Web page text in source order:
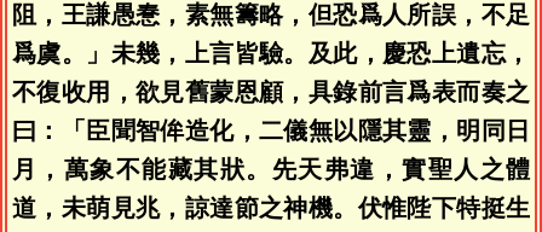
阻，王謙愚惷，素無籌略，但恐爲人所誤，不足
爲虞。」未幾，上言皆驗。及此，慶恐上遺忘，
不復收用，欲見舊蒙恩顧，具錄前言爲表而奏之
曰：「臣聞智侔造化，二儀無以隱其靈，明同日
月，萬象不能藏其狀。先天弗違，實聖人之體
道，未萌見兆，諒達節之神機。伏惟陛下特挺生